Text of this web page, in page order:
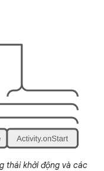
thái khởi động và các